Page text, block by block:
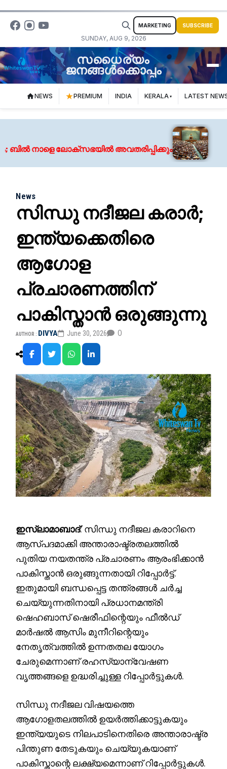
SUNDAY, AUG 9, 2026
MARKETING SUBSCRIBE
സധൈര്യം
ജനങ്ങൾക്കൊപ്പം
NEWS PREMIUM INDIA KERALA LATEST
നാളെ ലോക്സഭയില്‍ അവതരിപ്പിക്കും
News
സിന്ധു നദീജല കരാർ;
ഇന്ത്യക്കെതിരെ
ആഗോള
പ്രചാരണത്തിന്
പാകിസ്താൻ ഒരുങ്ങുന്നു
AUTHOR : DIVYA June 30, 2026 0
ഇസ്ലാമാബാദ്: സിന്ധു നദീജല കരാറിനെ
ആസ്പദമാക്കി അന്താരാഷ്ട്രതലത്തിൽ
പുതിയ നയതന്ത്ര പ്രചാരണം ആരംഭിക്കാൻ
പാകിസ്താൻ ഒരുങ്ങുന്നതായി റിപ്പോർട്ട്.
ഇതുമായി ബന്ധപ്പെട്ട തന്ത്രങ്ങൾ ചർച്ച
ചെയ്യുന്നതിനായി പ്രധാനമന്ത്രി
ഷെഹബാസ് ഷെരീഫിന്റെയും ഫീൽഡ്
മാർഷൽ ആസിം മുനീറിന്റെയും
നേതൃത്വത്തിൽ ഉന്നതതല യോഗം
ചേരുമെന്നാണ് രഹസ്യാന്വേഷണ
വൃത്തങ്ങളെ ഉദ്ധരിച്ചുള്ള റിപ്പോർട്ടുകൾ.
സിന്ധു നദീജല വിഷയത്തെ
ആഗോളതലത്തിൽ ഉയർത്തിക്കാട്ടുകയും
ഇന്ത്യയുടെ നിലപാടിനെതിരെ അന്താരാഷ്ട്ര
പിന്തുണ തേടുകയും ചെയ്യുകയാണ്
പാകിസ്താന്റെ ലക്ഷ്യമെന്നാണ് റിപ്പോർട്ടുകൾ.